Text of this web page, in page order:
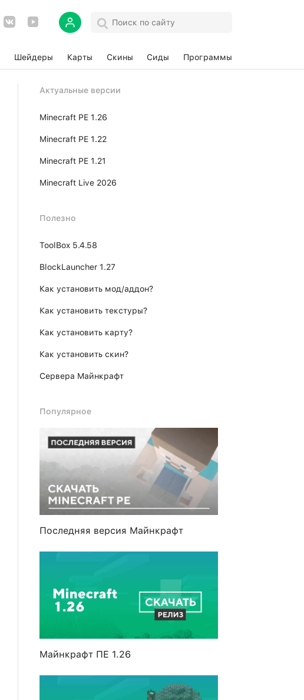
Шейдеры Карты Скины Сиды Программы
Актуальные версии
Minecraft PE 1.26
Minecraft PE 1.22
Minecraft PE 1.21
Minecraft Live 2026
Полезно
ToolBox 5.4.58
BlockLauncher 1.27
Как установить мод/аддон?
Как установить текстуры?
Как установить карту?
Как установить скин?
Сервера Майнкрафт
Популярное
Последняя версия Майнкрафт
Майнкрафт ПЕ 1.26